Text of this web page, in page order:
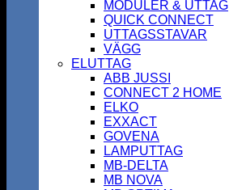
MODULER & UTTAG
QUICK CONNECT
UTTAGSSTAVAR
VÄGG
ELUTTAG
ABB JUSSI
CONNECT 2 HOME
ELKO
EXXACT
GOVENA
LAMPUTTAG
MB-DELTA
MB NOVA